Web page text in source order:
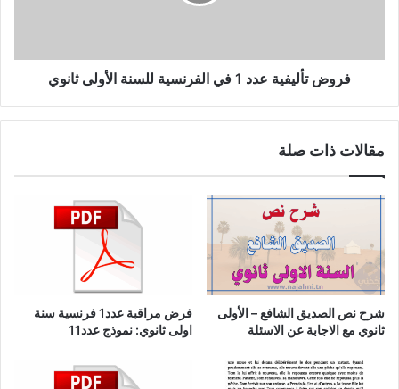
ثانوي
فروض تأليفية عدد 1 في الفرنسية للسنة الأولى ثانوي
مقالات ذات صلة
شرح نص الصديق الشافع – الأولى
ثانوي مع الاجابة عن الاسئلة
فرض مراقبة عدد1 فرنسية سنة
اولى ثانوي: نموذج عدد11